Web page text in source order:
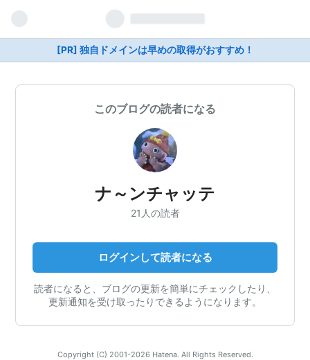
[PR] 独自ドメインは早めの取得がおすすめ！
このブログの読者になる
ナ～ンチャッテ
21人の読者
ログインして読者になる
読者になると、ブログの更新を簡単にチェックしたり、
更新通知を受け取ったりできるようになります。
Copyright (C) 2001-2026 Hatena. All Rights Reserved.